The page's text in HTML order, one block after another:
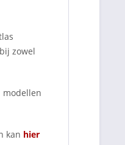
zowel
modellen
kan hier